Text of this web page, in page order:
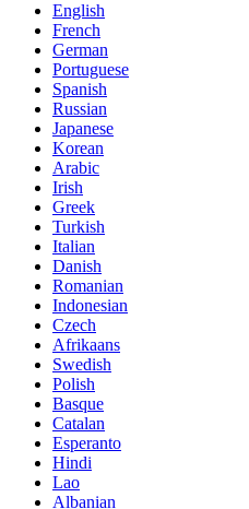
English
French
German
Portuguese
Spanish
Russian
Japanese
Korean
Arabic
Irish
Greek
Turkish
Italian
Danish
Romanian
Indonesian
Czech
Afrikaans
Swedish
Polish
Basque
Catalan
Esperanto
Hindi
Lao
Albanian